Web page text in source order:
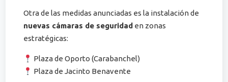
Otra de las medidas anunciadas es la instalación de
nuevas cámaras de seguridad en zonas
estratégicas:
Plaza de Oporto (Carabanchel)
Plaza de Jacinto Benavente